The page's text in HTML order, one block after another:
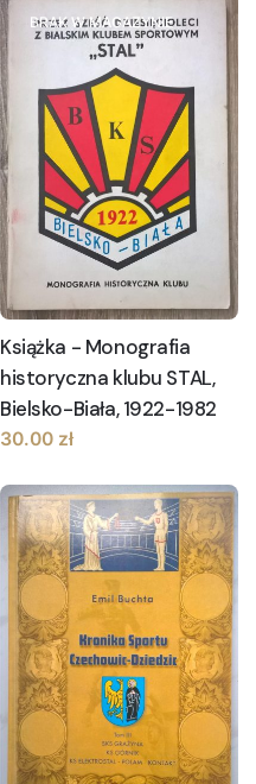
BRAK W MAGAZYNIE
Książka - Monografia
historyczna klubu STAL,
Bielsko-Biała, 1922-1982
30.00 zł